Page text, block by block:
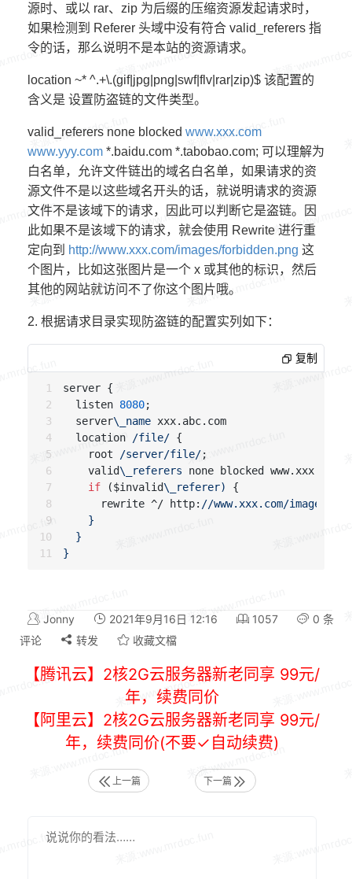
源时、或以 rar、zip 为后缀的压缩资源发起请求时，
如果检测到 Referer 头域中没有符合 valid_referers 指
令的话，那么说明不是本站的资源请求。
location ~* ^.+\.(gif|jpg|png|swf|flv|rar|zip)$ 该配置的
含义是 设置防盗链的文件类型。
valid_referers none blocked www.xxx.com
www.yyy.com *.baidu.com *.tabobao.com; 可以理解为
白名单，允许文件链出的域名白名单，如果请求的资
源文件不是以这些域名开头的话，就说明请求的资源
文件不是该域下的请求，因此可以判断它是盗链。因
此如果不是该域下的请求，就会使用 Rewrite 进行重
定向到 http://www.xxx.com/images/forbidden.png 这
个图片，比如这张图片是一个 x 或其他的标识，然后
其他的网站就访问不了你这个图片哦。
2. 根据请求目录实现防盗链的配置实列如下：
复制
server {
  listen
8080;
  server
\_name xxx.abc.com
  location
/file/ {
    root
/server/file/;
    valid
\_referers none blocked www.xxx.com
if ($invalid\_referer)
{
      rewrite ^/ http:
//www.xxx.com/images/
    }
  }
Jonny 2021年9月16日 12:16 1057
0 条
评论
转发 收藏文檔
【腾讯云】2核2G云服务器新老同享 99元/
年，续费同价
【阿里云】2核2G云服务器新老同享 99元/
年，续费同价(不要✓自动续费)
上一篇 下一篇